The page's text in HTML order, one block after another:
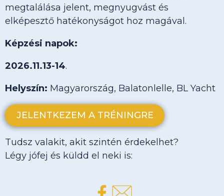
megtalálása jelent, megnyugvást és
elképesztő hatékonyságot hoz magával.
Képzési napok:
2026.11.13-14.
Helyszín: Magyarország, Balatonlelle, BL Yacht
JELENTKEZEM A TRÉNINGRE
Tudsz valakit, akit szintén érdekelhet?
Légy jófej és küldd el neki is: